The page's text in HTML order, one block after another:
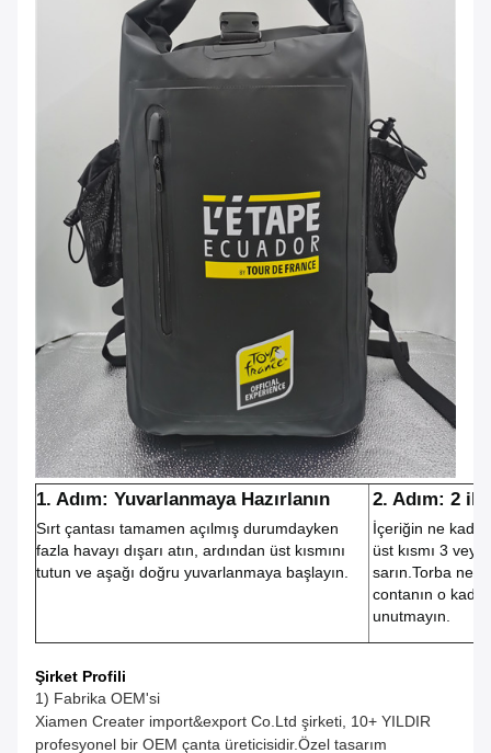
1. Adım: Yuvarlanmaya Hazırlanın
Sırt çantası tamamen açılmış durumdayken
fazla havayı dışarı atın, ardından üst kısmını
tutun ve aşağı doğru yuvarlanmaya başlayın.
2. Adım: 2
İçeriğin ne
üst kısmı 3
sarın.Torba ne
contanın o
unutmayın.
Şirket Profili
1) Fabrika OEM'si
Xiamen Creater import&export Co.Ltd şirketi, 10+ YILDIR
profesyonel bir OEM çanta üreticisidir.Özel tasarım